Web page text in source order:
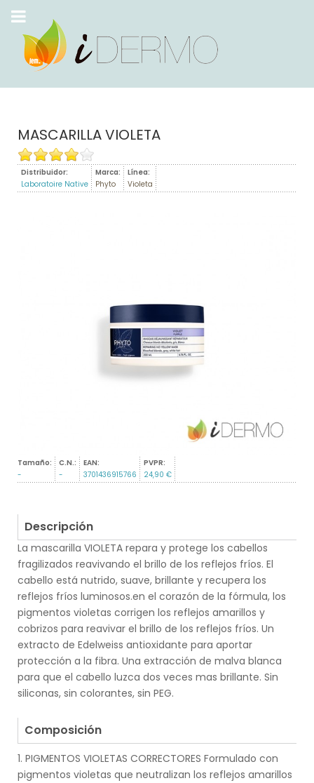
MASCARILLA VIOLETA
Distribuidor:
Laboratoire Native
Marca:
Phyto
Línea:
Violeta
Tamaño:
-
C.N.:
-
EAN:
3701436915766
PVPR:
24,90 €
Descripción
La mascarilla VIOLETA repara y protege los cabellos
fragilizados reavivando el brillo de los reflejos fríos. El
cabello está nutrido, suave, brillante y recupera los
reflejos fríos luminosos.en el corazón de la fórmula, los
pigmentos violetas corrigen los reflejos amarillos y
cobrizos para reavivar el brillo de los reflejos fríos. Un
extracto de Edelweiss antioxidante para aportar
protección a la fibra. Una extracción de malva blanca
para que el cabello luzca dos veces mas brillante. Sin
siliconas, sin colorantes, sin PEG.
Composición
1. PIGMENTOS VIOLETAS CORRECTORES Formulado con
pigmentos violetas que neutralizan los reflejos amarillos